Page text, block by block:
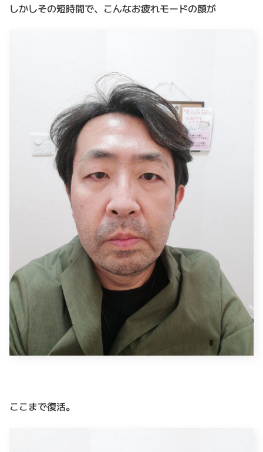
しかしその短時間で、こんなお疲れモードの顔が
ここまで復活。